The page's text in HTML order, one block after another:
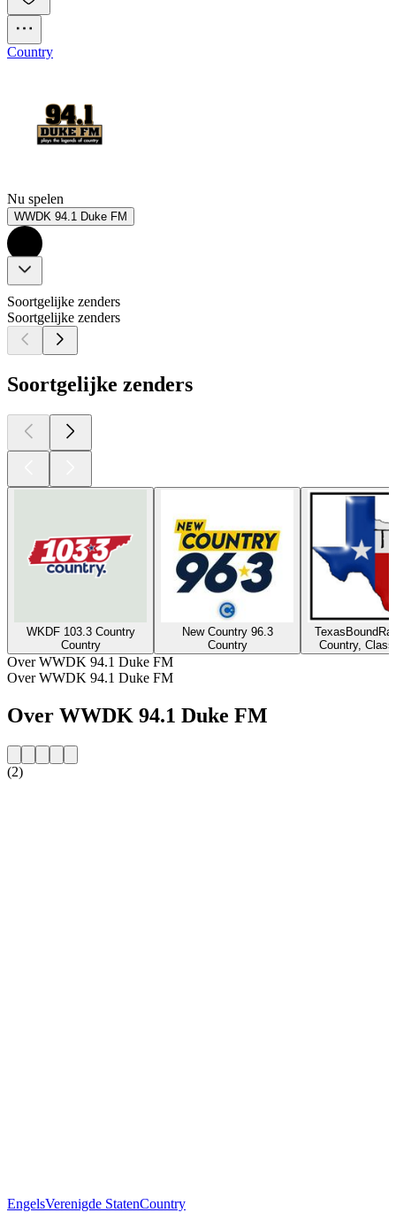
Country
Nu spelen
WWDK 94.1 Duke FM
Soortgelijke zenders
Soortgelijke zenders
Soortgelijke zenders
WKDF 103.3 Country
Country
New Country 96.3
Country
Country,
Over WWDK 94.1 Duke FM
Over WWDK 94.1 Duke FM
Over WWDK 94.1 Duke FM
(2)
EngelsVerenigde StatenCountry